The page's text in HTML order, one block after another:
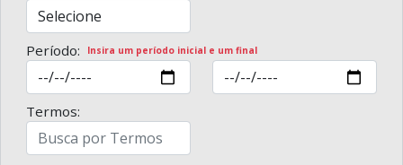
Período: Insira um período inicial e um final
Termos: